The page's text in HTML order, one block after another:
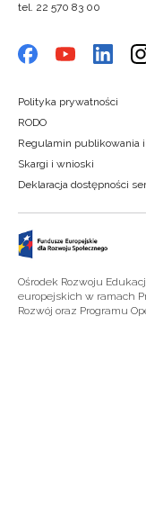
tel. 22 570 83 00
Polityka prywatności
RODO
Regulamin publikowania
Skargi i wnioski
Deklaracja dostępności
Ośrodek Rozwoju
europejskich w ramach
Rozwój oraz Programu